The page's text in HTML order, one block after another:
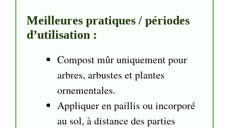
Meilleures pratiques / périodes
d’utilisation :
Compost mûr uniquement pour
arbres, arbustes et plantes
ornementales.
Appliquer en paillis ou incorporé
au sol, à distance des parties